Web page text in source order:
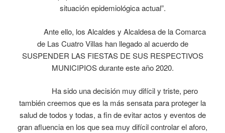
situación epidemiológica actual”.
Ante ello, los Alcaldes y Alcaldesa de la Comarca
de Las Cuatro Villas han llegado al acuerdo de
SUSPENDER LAS FIESTAS DE SUS RESPECTIVOS
MUNICIPIOS durante este año 2020.
Ha sido una decisión muy difícil y triste, pero
también creemos que es la más sensata para proteger la
salud de todos y todas, a fin de evitar actos y eventos de
gran afluencia en los que sea muy difícil controlar el aforo,